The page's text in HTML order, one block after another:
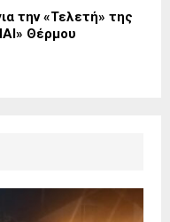
την «Τελετή» της
Θέρμου